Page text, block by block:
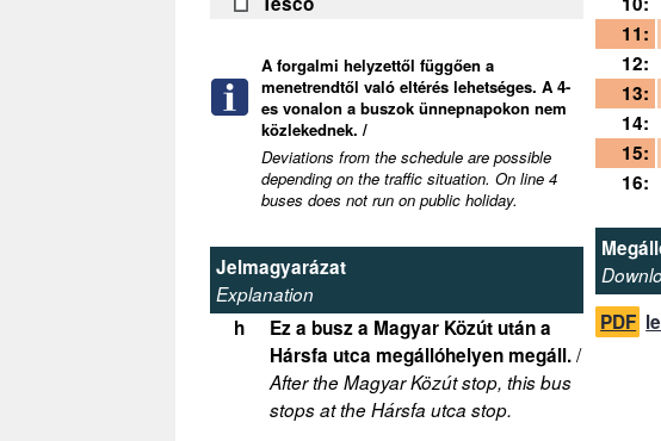
A forgalmi helyzettől függően a
menetrendtől való eltérés lehetséges. A 4-
es vonalon a buszok ünnepnapokon nem
közlekednek. /
Deviations from the schedule are possible
depending on the traffic situation. On line 4
buses does not run on public holiday.
Jelmagyarázat
Explanation
h
Ez a busz a Magyar Közút után a
Hársfa utca megállóhelyen megáll./
After the Magyar Közút stop, this bus
stops at the Hársfa utca stop.
11:
12:
13:
14:
15:
16:
PDF